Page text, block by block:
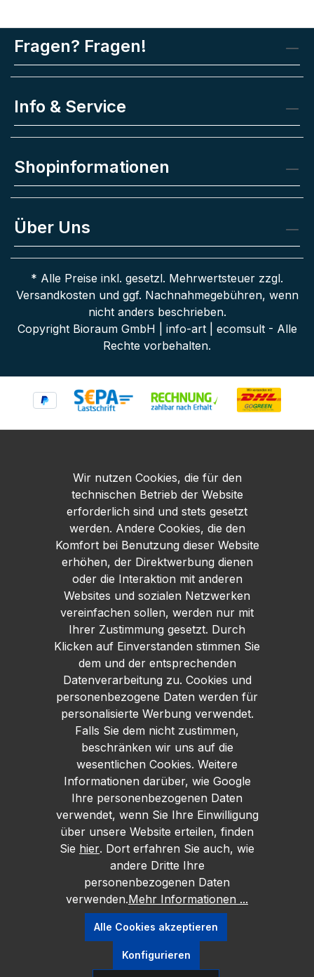
Fragen? Fragen!
Info & Service
Shopinformationen
Über Uns
* Alle Preise inkl. gesetzl. Mehrwertsteuer zzgl.
Versandkostenund ggf. Nachnahmegebühren, wenn
nicht anders beschrieben.
Copyright Bioraum GmbH | info-art | ecomsult - Alle
Rechte vorbehalten.
Wir nutzen Cookies, die für den
technischen Betrieb der Website
erforderlich sind und stets gesetzt
werden. Andere Cookies, die den
Komfort bei Benutzung dieser Website
erhöhen, der Direktwerbung dienen
oder die Interaktion mit anderen
Websites und sozialen Netzwerken
vereinfachen sollen, werden nur mit
Ihrer Zustimmung gesetzt. Durch
Klicken auf Einverstanden stimmen Sie
dem und der entsprechenden
Datenverarbeitung zu. Cookies und
personenbezogene Daten werden für
personalisierte Werbung verwendet.
Falls Sie dem nicht zustimmen,
beschränken wir uns auf die
wesentlichen Cookies. Weitere
Informationen darüber, wie Google
Ihre personenbezogenen Daten
verwendet, wenn Sie Ihre Einwilligung
über unsere Website erteilen, finden
Sie hier. Dort erfahren Sie auch, wie
andere Dritte Ihre
personenbezogenen Daten
verwenden.Mehr Informationen ...
Konfigurieren
Alle Cookies akzeptieren